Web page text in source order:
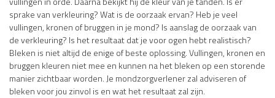
sprake van verkleuring? Wat is de oorzaak ervan? Heb je veel
vullingen, kronen of bruggen in je mond? Is aanslag de oorzaak van
de verkleuring? Is het resultaat dat je voor ogen hebt realistisch?
Bleken is niet altijd de enige of beste oplossing. Vullingen, kronen en
bruggen kleuren niet mee en kunnen na het bleken op een storende
manier zichtbaar worden. Je mondzorgverlener zal adviseren of
bleken voor jou zinvol is en wat het resultaat zal zijn.